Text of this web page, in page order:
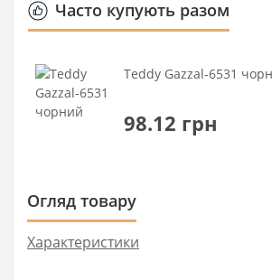
Часто купують разом
Teddy Gazzal-6531
98.12 грн
Огляд товару
Характеристики